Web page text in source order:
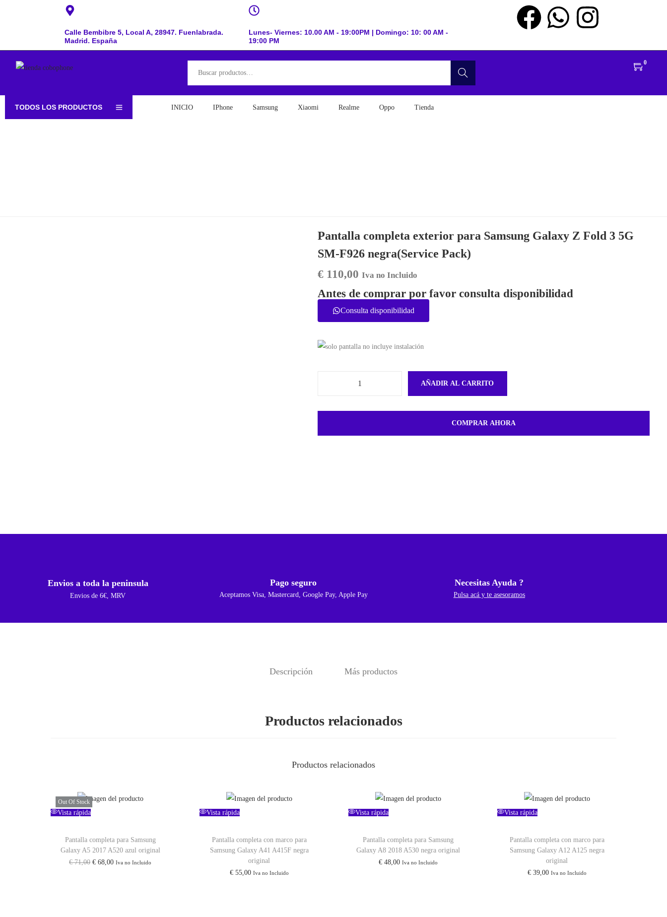
Calle Bembibre 5, Local A, 28947. Fuenlabrada.
Madrid. España
Lunes- Viernes: 10.00 AM - 19:00PM | Domingo: 10: 00 AM -
19:00 PM
Buscar
0
TODOS LOS PRODUCTOS INICIO IPhone Samsung Xiaomi Realme Oppo Tienda
Pantalla completa exterior para Samsung Galaxy Z Fold 3 5G
SM-F926 negra(Service Pack)
€110,00 Iva no Incluido
Antes de comprar por favor consulta disponibilidad
Consulta disponibilidad
AÑADIR AL CARRITO
COMPRAR AHORA
Envios a toda la peninsula
Envios de 6€, MRV
Pago seguro
Aceptamos Visa, Mastercard, Google Pay, Apple Pay
Necesitas Ayuda ?
Pulsa acá y te asesoramos
Descripción Más productos
Productos relacionados
Productos relacionados
Out Of Stock
Vista rápida
Pantalla completa para Samsung
Galaxy A5 2017 A520 azul original
€71,00 € 68,00 Iva no Incluido
Vista rápida
Pantalla completa con marco para
Samsung Galaxy A41 A415F negra
original
€55,00 Iva no Incluido
Vista rápida
Pantalla completa para Samsung
Galaxy A8 2018 A530 negra original
€48,00 Iva no Incluido
Vista rápida
Pantalla completa con marco para
Samsung Galaxy A12 A125 negra
original
€39,00 Iva no Incluido